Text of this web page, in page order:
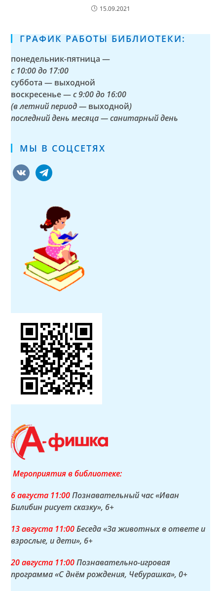
15.09.2021
ГРАФИК РАБОТЫ БИБЛИОТЕКИ:
понедельник-пятница —
с 10:00 до 17:00
суббота — выходной
воскресенье —с 9:00 до 16:00
(в летний период — выходной)
последний день месяца — санитарный день
МЫ В СОЦСЕТЯХ
vkontaktetelegram
Мероприятия в библиотеке:
6 августа 11:00Познавательный час «Иван
Билибин рисует сказку», 6+
13 августа 11:00Беседа «За животных в ответе и
взрослые, и дети», 6+
20 августа 11:00Познавательно-игровая
программа «С днём рождения, Чебурашка», 0+